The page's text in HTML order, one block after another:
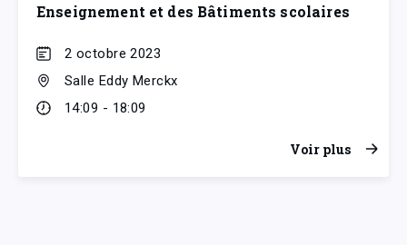
Enseignement et des Bâtiments scolaires
2 octobre 2023
Salle Eddy Merckx
14:09 - 18:09
Voir plus